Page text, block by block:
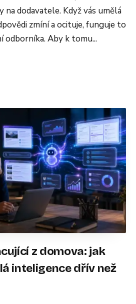
na dodavatele. Když vás umělá
zmíní a ocituje, funguje to
odborníka. Aby k tomu...
z domova: jak
inteligence dřív než